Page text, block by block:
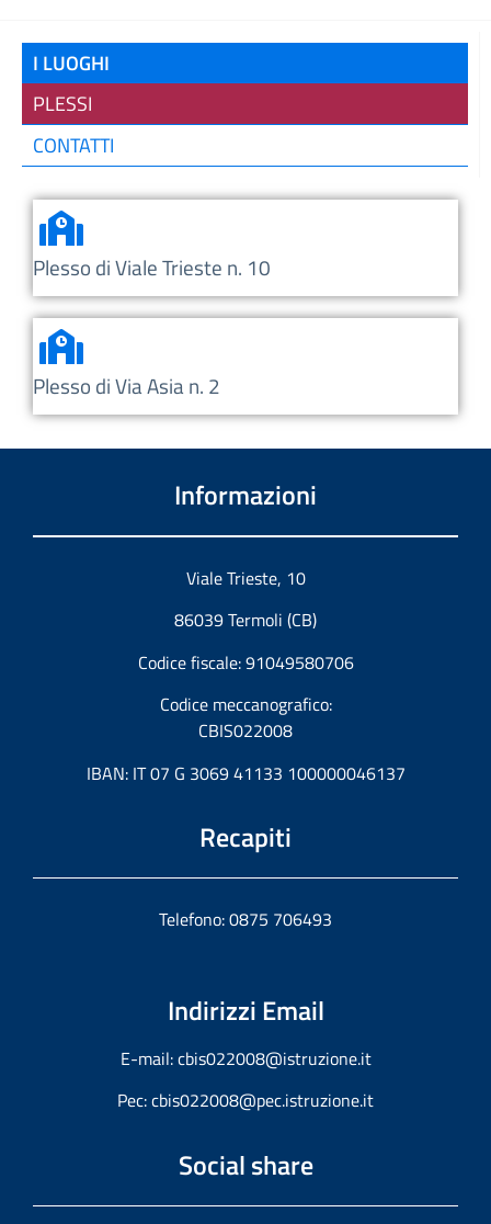
I LUOGHI
PLESSI
CONTATTI
Plesso di Viale Trieste n. 10
Plesso di Via Asia n. 2
Informazioni
Viale Trieste, 10
86039 Termoli (CB)
Codice fiscale: 91049580706
Codice meccanografico:
CBIS022008
IBAN: IT 07 G 3069 41133 100000046137
Recapiti
Telefono: 0875 706493
Indirizzi Email
E-mail:cbis022008@istruzione.it
Pec:cbis022008@pec.istruzione.it
Social share